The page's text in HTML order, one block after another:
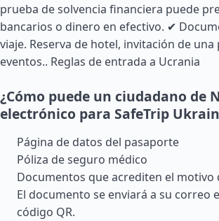
prueba de solvencia financiera puede
bancarios o dinero en efectivo. ✔
viaje. Reserva de hotel, invitación de
eventos.. Reglas de entrada a Ucrania
¿Cómo puede un ciudadano de
electrónico para SafeTrip
Página de datos del pasaporte
Póliza de seguro médico
Documentos que acrediten el motivo
El documento se enviará a su correo
código QR.